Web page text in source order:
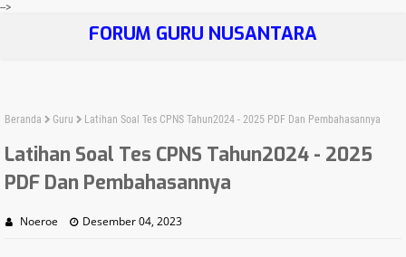
-->
FORUM GURU NUSANTARA
Beranda Guru Latihan Soal Tes CPNS Tahun2024 - 2025 PDF Dan Pembahasannya
Latihan Soal Tes CPNS Tahun2024 - 2025
PDF Dan Pembahasannya
Noeroe Desember 04, 2023